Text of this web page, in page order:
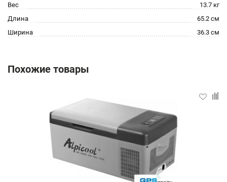
Вес
13.7 кг
Длина
65.2 см
Ширина
36.3 см
Похожие товары